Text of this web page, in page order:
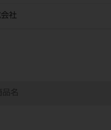
社
品名